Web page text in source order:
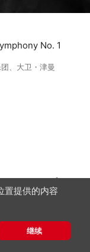
No. 1
、大卫・津曼
52
置提供的内容
继续